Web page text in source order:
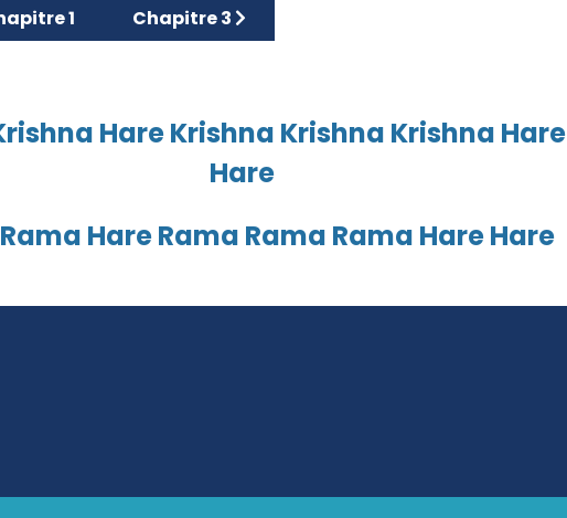
précédent : Chapitre 1
1 Article suivant : Chapitre 3
Chapitre 3
Hare Krishna Krishna Krishna Hare
Hare
Hare Rama Rama Rama Hare Hare